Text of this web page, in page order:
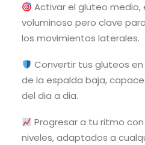
Activar el gluteo medio,
voluminoso pero clave
los movimientos laterales.
Convertir tus gluteos
de la espalda baja,
del dia a dia.
Progresar a tu ritmo
niveles, adaptados a